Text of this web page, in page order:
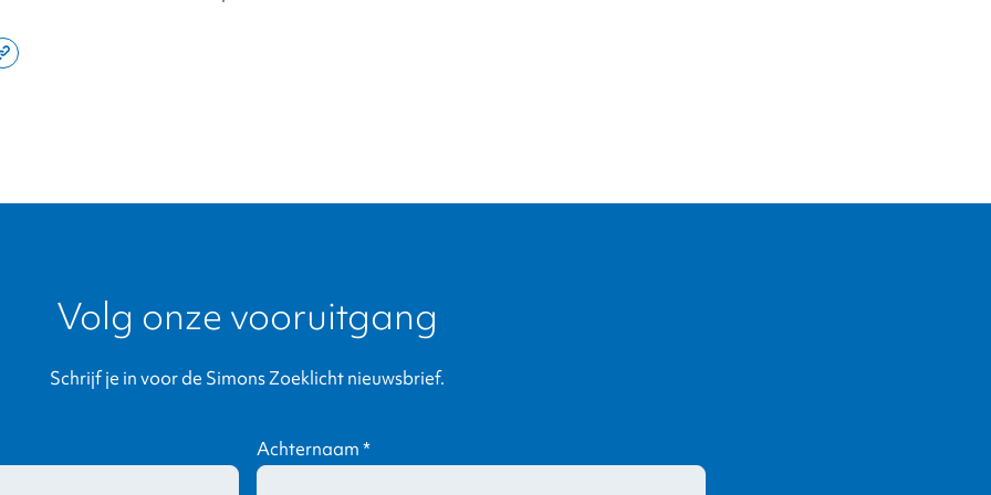
Copy
Volg onze vooruitgang
Schrijf je in voor de Simons Zoeklicht nieuwsbrief.
Achternaam*